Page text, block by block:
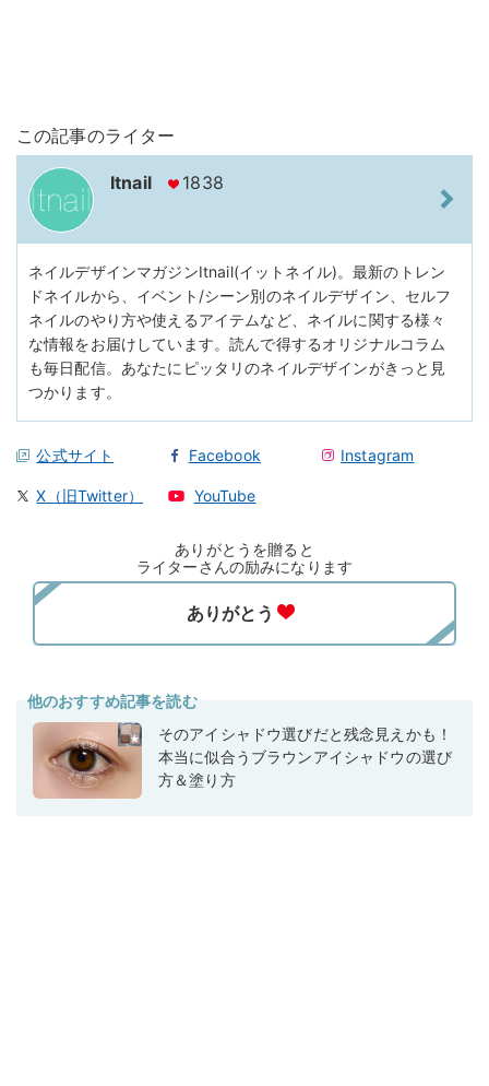
この記事のライター
Itnail 1838
ネイルデザインマガジンItnail(イットネイル)。最新のトレン
ドネイルから、イベント/シーン別のネイルデザイン、セルフ
ネイルのやり方や使えるアイテムなど、ネイルに関する様々
な情報をお届けしています。読んで得するオリジナルコラム
も毎日配信。あなたにピッタリのネイルデザインがきっと見
つかります。
公式サイト Facebook Instagram
X（旧Twitter） YouTube
ありがとうを贈ると
ライターさんの励みになります
他のおすすめ記事を読む
そのアイシャドウ選びだと残念見えかも！
本当に似合うブラウンアイシャドウの選び
方＆塗り方